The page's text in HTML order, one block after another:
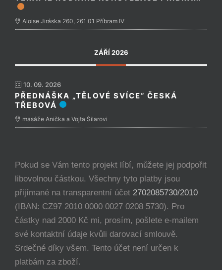
Aloise Jiráska 260, 261 01 Příbram IV
ZÁŘÍ 2026
10. 09. 2026
PŘEDNÁŠKA „TĚLOVÉ SVÍCE“ ČESKÁ
TŘEBOVÁ
masáže Anička a Vojta Šilarovi
Pokud se Vám tento projekt líbí, můžete jej podpořit
libovolnou částkou. Všechny tyto platby jsou
přijímané na transparentní účet 2702085730/2010
(IBAN: CZ97 2010 0000 0027 0208 5730). Pro
částky nad 2000 Kč mi, prosím, pošlete e-mailem
své kontaktní údaje kvůli darovací smlouvě.
Srdečné díky všem. Tento účet není určen k
platbám za zboží.